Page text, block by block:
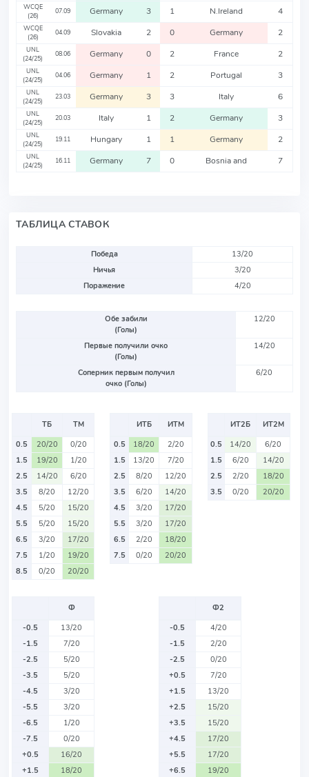
WCQE
(26)
07.09 Germany 3 1 N.Ireland 4
WCQE
(26)
04.09 Slovakia 2 0 Germany 2
UNL
(24/25)
08.06 Germany 0 2 France 2
UNL
(24/25)
04.06 Germany 1 2 Portugal 3
UNL
(24/25)
23.03 Germany 3 3 Italy 6
UNL
(24/25)
20.03 Italy 1 2 Germany 3
UNL
(24/25)
19.11 Hungary 1 1 Germany 2
UNL
(24/25)
16.11 Germany 7 0 Bosnia and 7
ТАБЛИЦА СТАВОК
Победа
13/20
Ничья
3/20
Поражение
4/20
Обе забили
(Голы)
12/20
Первые получили очко
(Голы)
14/20
Соперник первым получил
очко (Голы)
6/20
ТБ
ТМ
0.5
20/20
0/20
1.5
19/20
1/20
2.5
14/20
6/20
3.5
8/20
12/20
4.5
5/20
15/20
5.5
5/20
15/20
6.5
3/20
17/20
7.5
1/20
19/20
8.5
0/20 20/20
ИТБ
ИТМ
0.5
18/20
2/20
1.5
13/20
7/20
2.5
8/20
12/20
3.5
6/20
14/20
4.5
3/20
17/20
5.5
3/20
17/20
6.5
2/20
18/20
7.5
0/20 20/20
ИТ2Б
ИТ2М
0.5
14/20
6/20
1.5
6/20
14/20
2.5
2/20
18/20
3.5
0/20 20/20
Ф
-0.5
13/20
-1.5
7/20
-2.5
5/20
-3.5
5/20
-4.5
3/20
-5.5
3/20
-6.5
1/20
-7.5
0/20
+0.5
16/20
+1.5
18/20
Ф2
-0.5
4/20
-1.5
2/20
-2.5
0/20
+0.5
7/20
+1.5
13/20
+2.5
15/20
+3.5
15/20
+4.5
17/20
+5.5
17/20
+6.5
19/20